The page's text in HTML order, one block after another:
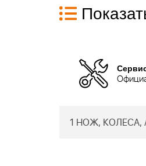
1 НОЖ, КОЛЕСА,